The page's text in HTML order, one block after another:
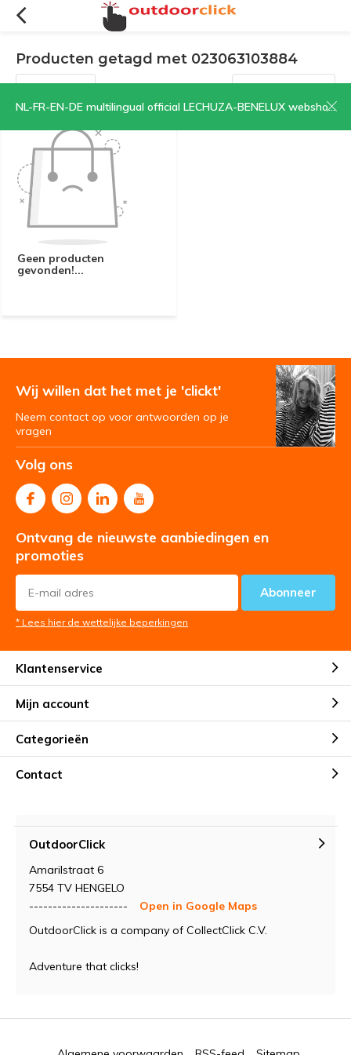
NL-FR-EN-DE multilingual official LECHUZA-BENELUX webshop | CLICK HERE NOW!
Producten getagd met 023063103884
Filters Sorteren op:
Geen producten
gevonden!...
Wij willen dat het met je 'clickt'
Neem contact op voor antwoorden op je
vragen
Volg ons
Ontvang de nieuwste aanbiedingen en
promoties
Abonneer
* Lees hier de wettelijke beperkingen
Klantenservice
Mijn account
Categorieën
Contact
OutdoorClick
Amarilstraat 6
7554 TV HENGELO
---------------------
Open in Google Maps
OutdoorClick is a company of CollectClick C.V.
Adventure that clicks!